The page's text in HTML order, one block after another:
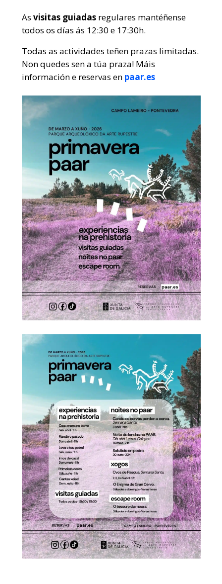
As visitas guiadas regulares mantéñense
todos os días ás 12:30 e 17:30h.
Todas as actividades teñen prazas limitadas.
Non quedes sen a túa praza! Máis
información e reservas en paar.es